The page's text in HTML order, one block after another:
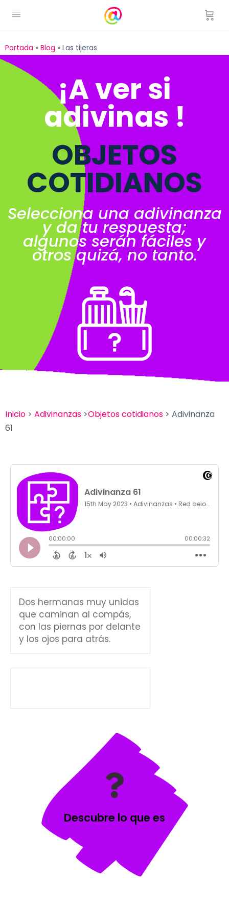
Portada » Blog » Las tijeras
¡A ver si
adivinas !
OBJETOS
COTIDIANOS
Selecciona una adivinanza
y da tu respuesta;
algunos serán fáciles y
otros quizá, no tanto.
Inicio > Adivinanzas >Objetos cotidianos > Adivinanza
61
Dos hermanas muy unidas
que caminan al compás,
con las piernas por delante
y los ojos para atrás.
Descubre lo que es